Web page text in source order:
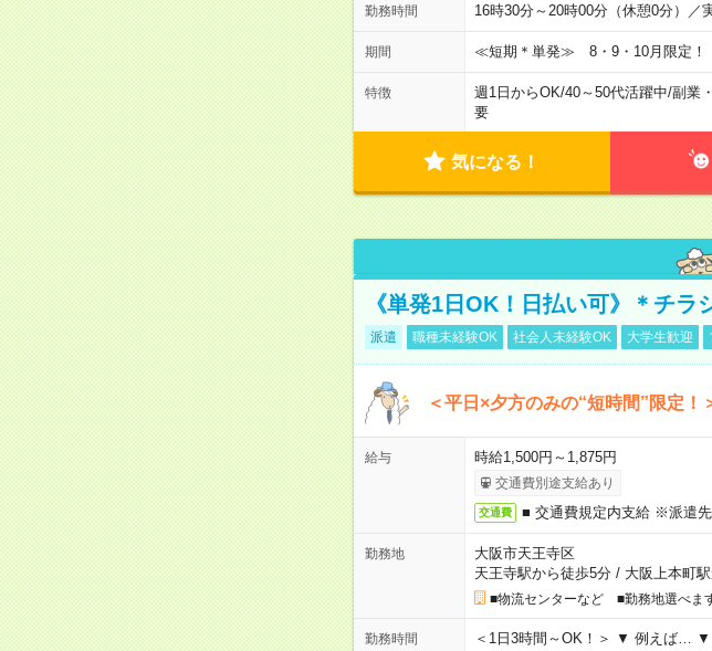
勤務時間 16時30分～20時00分（休憩0分）／
期間 ≪短期＊単発≫ 8・9・10月限定！
特徴 週1日からOK/40～50代活躍中/副業
要
気になる！
《単発1日OK！日払い可》＊チラ
派遣 職種未経験OK 社会人未経験OK 大学生歓迎
＜平日×夕方のみの“短時間”限定
給与 時給1,500円～1,875円
交通費別途支給あり
交通費 ■ 交通費規定内支給 ※派遣
勤務地
大阪市天王寺区
天王寺駅から徒歩5分/ 大阪上本町
■物流センターなど ■勤務地選べま
勤務時間
＜1日3時間～OK！＞ ▼ 例えば… ▼